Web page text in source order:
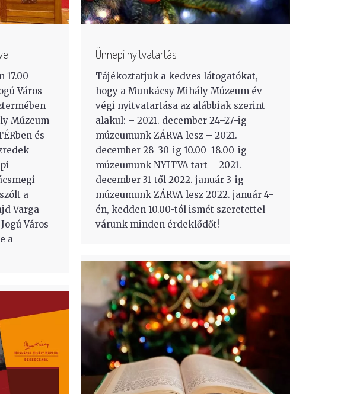
17.00
Város
Múzeum
és
a
Varga
Város
a
Ünnepi nyitvatartás
Tájékoztatjuk a kedves látogatókat,
hogy a Munkácsy Mihály Múzeum év
végi nyitvatartása az alábbiak szerint
alakul: – 2021. december 24–27-ig
múzeumunk ZÁRVA lesz – 2021.
december 28–30-ig 10.00–18.00-ig
múzeumunk NYITVA tart – 2021.
december 31-től 2022. január 3-ig
múzeumunk ZÁRVA lesz 2022. január 4-
én, kedden 10.00-tól ismét szeretettel
várunk minden érdeklődőt!